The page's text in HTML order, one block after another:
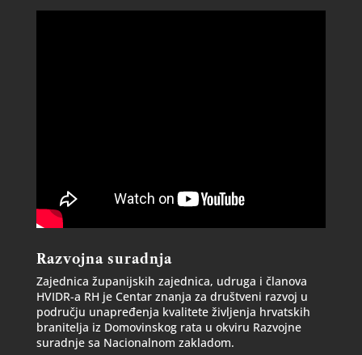
Razvojna suradnja
Zajednica županijskih zajednica, udruga i članova
HVIDR-a RH je Centar znanja za društveni razvoj u
području unapređenja kvalitete življenja hrvatskih
branitelja iz Domovinskog rata u okviru Razvojne
suradnje sa Nacionalnom zakladom.